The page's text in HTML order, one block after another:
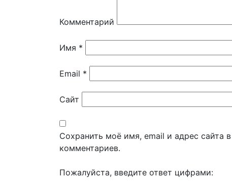
Комментарий
Имя *
Email *
Сайт
Сохранить моё имя, email и адрес сайта
комментариев.
Пожалуйста, введите ответ цифрами: